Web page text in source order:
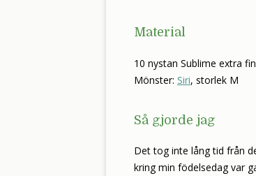
Material
10 nystan Sublime extra
Mönster: Siri, storlek M
Så gjorde jag
Det tog inte lång tid från
kring min födelsedag var